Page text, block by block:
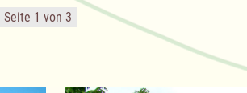
Seite 1 von 3